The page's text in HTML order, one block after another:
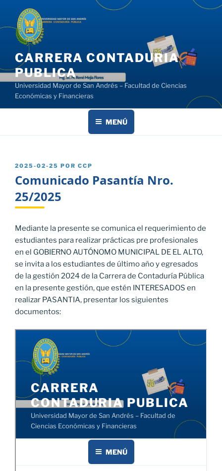
contenido
CARRERA CONTADURIA
PUBLICA
Universidad Mayor de San Andrés – Facultad de Ciencias
Económicas y Financieras
MENÚ
PUBLICADO
2025-02-25 POR CCP
Comunicado Pasantía Nro.
25/2025
Mediante la presente se comunica el requerimiento de
estudiantes para realizar prácticas pre profesionales
en el GOBIERNO AUTÓNOMO MUNICIPAL DE EL ALTO,
se invita a los estudiantes de último año y egresados
de la gestión 2024 de la Carrera de Contaduría Pública
en la presente gestión, que estén INTERESADOS en
realizar PASANTIA, presentar los siguientes
documentos: